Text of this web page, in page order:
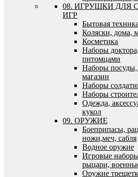
08. ИГРУШКИ ДЛЯ
ИГР
Бытовая техника
Коляски, дома,
Косметика
Наборы
питомцами
Наборы посуды,
магазин
Наборы
Наборы
Одежда,
кукол
09. ОРУЖИЕ
Боеприпасы,
ножи,меч, сабля
Водное оружие
Игровые
рыцари,
Оружие